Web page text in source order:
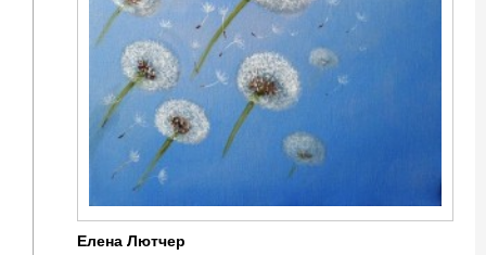
Елена Лютчер